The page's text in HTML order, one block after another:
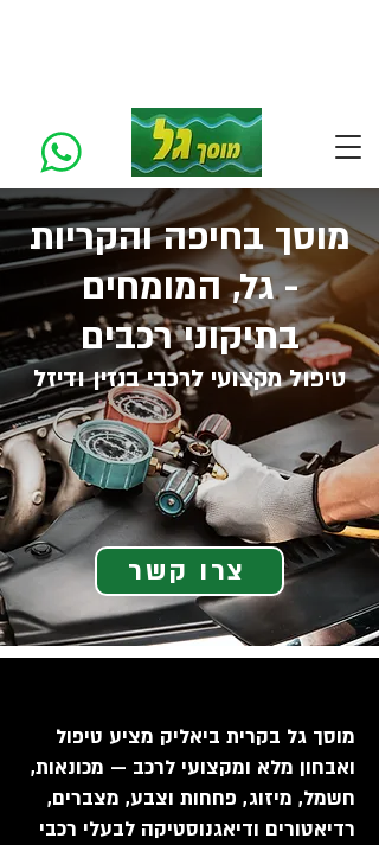
מוסך בחיפה והקריות
- גל, המומחים
בתיקוני רכבים
טיפול מקצועי לרכבי בנזין ודיזל
צרו קשר
מוסך גל בקרית ביאליק מציע טיפול
ואבחון מלא ומקצועי לרכב — מכונאות,
חשמל, מיזוג, פחחות וצבע, מצברים,
רדיאטורים ודיאגנוסטיקה לבעלי רכבי